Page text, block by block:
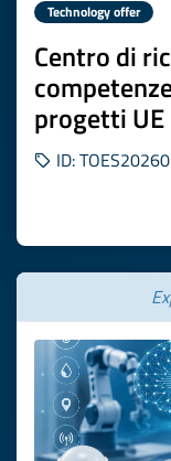
Technology offer
Centro di
progetti UE
ID: